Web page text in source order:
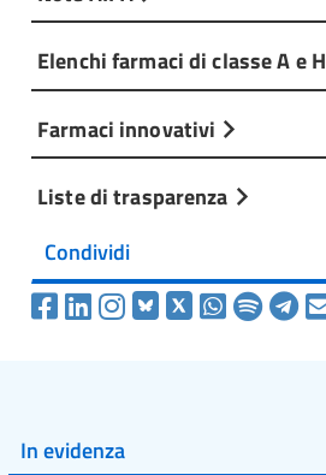
Elenchi farmaci di classe A e H
Farmaci innovativi
Liste di trasparenza
Condividi
In evidenza